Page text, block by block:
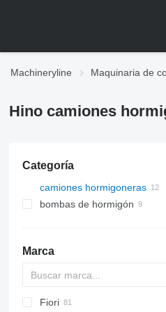
Machineryline Maquinaria de
Hino camiones
Categoría
camiones hormigoneras
bombas de hormigón
Marca
HD
2.5
CF
F-series
Fiori